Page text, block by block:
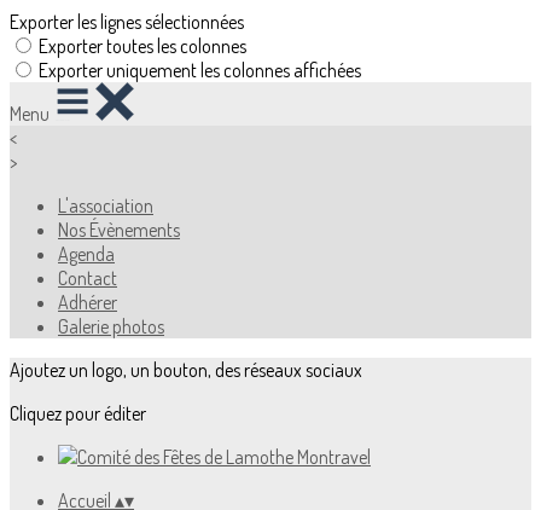
Exporter les lignes sélectionnées
Exporter toutes les colonnes
Exporter uniquement les colonnes affichées
Menu
<
>
L'association
Nos Évènements
Agenda
Contact
Adhérer
Galerie photos
Ajoutez un logo, un bouton, des réseaux sociaux
Cliquez pour éditer
Accueil ▴▾